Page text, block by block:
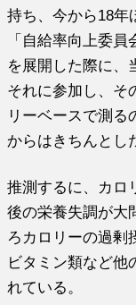
持ち、今から18年
「自給率向上委
を展開した際に、
それに参加し、そ
リーベースで測る
からはきちんとし
推測するに、カロ
後の栄養失調が大
ろカロリーの過剰
ビタミン類など他
れている。